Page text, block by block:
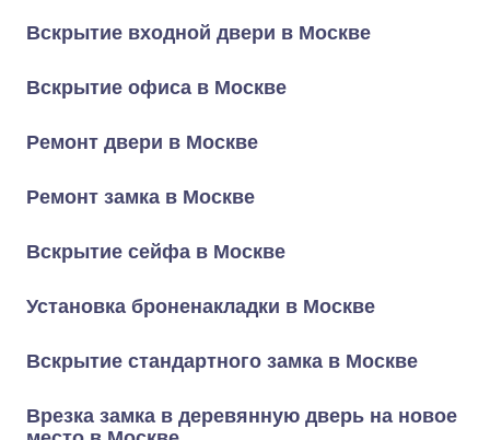
Вскрытие входной двери в Москве
Вскрытие офиса в Москве
Ремонт двери в Москве
Ремонт замка в Москве
Вскрытие сейфа в Москве
Установка броненакладки в Москве
Вскрытие стандартного замка в Москве
Врезка замка в деревянную дверь на новое